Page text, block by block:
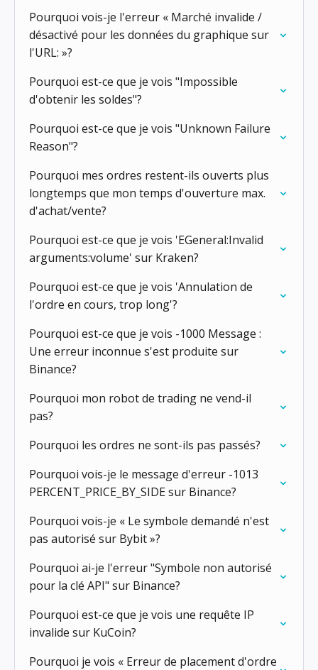
Pourquoi vois-je l'erreur « Marché invalide /
désactivé pour les données du graphique sur
l'URL: »?
Pourquoi est-ce que je vois "Impossible
d'obtenir les soldes"?
Pourquoi est-ce que je vois "Unknown Failure
Reason"?
Pourquoi mes ordres restent-ils ouverts plus
longtemps que mon temps d'ouverture max.
d'achat/vente?
Pourquoi est-ce que je vois 'EGeneral:Invalid
arguments:volume' sur Kraken?
Pourquoi est-ce que je vois 'Annulation de
l'ordre en cours, trop long'?
Pourquoi est-ce que je vois -1000 Message :
Une erreur inconnue s'est produite sur
Binance?
Pourquoi mon robot de trading ne vend-il
pas?
Pourquoi les ordres ne sont-ils pas passés?
Pourquoi vois-je le message d'erreur -1013
PERCENT_PRICE_BY_SIDE sur Binance?
Pourquoi vois-je « Le symbole demandé n'est
pas autorisé sur Bybit »?
Pourquoi ai-je l'erreur "Symbole non autorisé
pour la clé API" sur Binance?
Pourquoi est-ce que je vois une requête IP
invalide sur KuCoin?
Pourquoi je vois « Erreur de placement d'ordre